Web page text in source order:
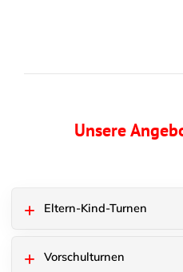
Unsere
Eltern-Kind-Turnen
Vorschulturnen